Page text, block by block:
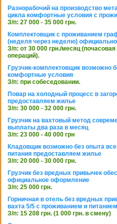
Разнорабочий на производство
цикла комфортные условия с
З/п: 27 000 - 35 000 грн.
Комплектовщик с проживанием
(неделя через неделю) официально
З/п: от 30 000 грн./месяц
операций).
Грузчик-комплектовщик возможно
комфортные условия
З/п: при собеседовании.
Повар на холодный процесс в
предоставляем жилье
З/п: 30 000 - 32 000 грн.
Грузчик на вахтовый метод
выплаты два раза в месяц
З/п: 23 000 - 40 000 грн
Кладовщик возможно без опыта
питания предоставляем жилье
З/п: 20 000 - 30 000 грн.
Грузчик без вредных привычек
официальное оформление
З/п: 25 000 грн.
Горничная в отель без вредных
вахта 5/5 с проживанием и питанием
З/п: 15 208 грн. (1 000 грн. в смену)